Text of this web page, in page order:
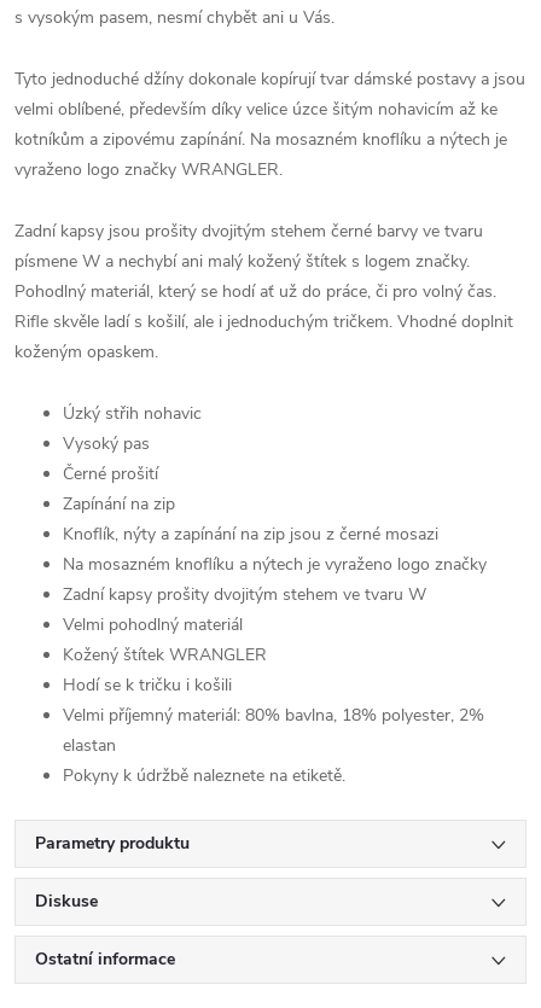
s vysokým pasem, nesmí chybět ani u Vás.
Tyto jednoduché džíny dokonale kopírují tvar dámské postavy a jsou
velmi oblíbené, především díky velice úzce šitým nohavicím až ke
kotníkům a zipovému zapínání. Na mosazném knoflíku a nýtech je
vyraženo logo značky WRANGLER.
Zadní kapsy jsou prošity dvojitým stehem černé barvy ve tvaru
písmene W a nechybí ani malý kožený štítek s logem značky.
Pohodlný materiál, který se hodí ať už do práce, či pro volný čas.
Rifle skvěle ladí s košilí, ale i jednoduchým tričkem. Vhodné doplnit
koženým opaskem.
Úzký střih nohavic
Vysoký pas
Černé prošití
Zapínání na zip
Knoflík, nýty a zapínání na zip jsou z černé mosazi
Na mosazném knoflíku a nýtech je vyraženo logo značky
Zadní kapsy prošity dvojitým stehem ve tvaru W
Velmi pohodlný materiál
Kožený štítek WRANGLER
Hodí se k tričku i košili
Velmi příjemný materiál: 80% bavlna, 18% polyester, 2%
elastan
Pokyny k údržbě naleznete na etiketě.
Parametry produktu
Diskuse
Ostatní informace